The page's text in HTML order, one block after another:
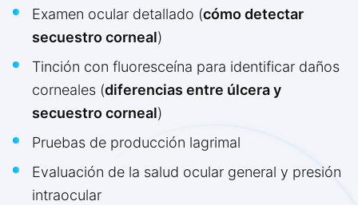
Examen ocular detallado (cómo detectar
secuestro corneal)
Tinción con fluoresceína para identificar daños
corneales (diferencias entre úlcera y
secuestro corneal)
Pruebas de producción lagrimal
Evaluación de la salud ocular general y presión
intraocular